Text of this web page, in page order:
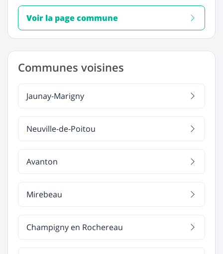
Voir la page commune
Communes voisines
Jaunay-Marigny
Neuville-de-Poitou
Avanton
Mirebeau
Champigny en Rochereau